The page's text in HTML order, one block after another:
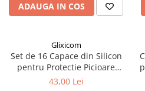
ADAUGA IN COS
Glixicom
Set de 16 Capace din Silicon
pentru Protectie Picioare
Scaune si Mobila Lavabile si
43,00 Lei